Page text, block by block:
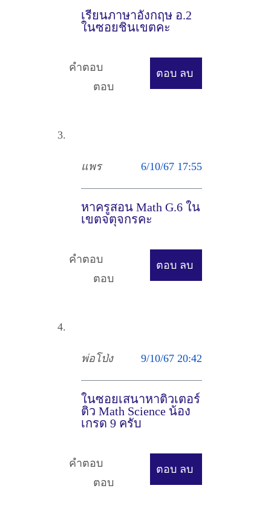
เรียนภาษาอังกฤษ อ.2
ในซอยชินเขตคะ
ตอบ ลบ
คำตอบ
ตอบ
แพร 6/10/67 17:55
หาครูสอน Math G.6 ใน
เขตจตุจกรคะ
ตอบ ลบ
คำตอบ
ตอบ
พ่อโป่ง 9/10/67 20:42
ในซอยเสนาหาติวเตอร์
ติว Math Science น้อง
เกรด 9 ครับ
ตอบ ลบ
คำตอบ
ตอบ